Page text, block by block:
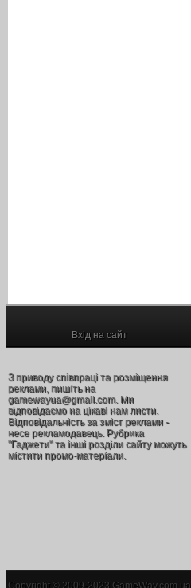
Вхід на сайт
З приводу співпраці та розміщення
реклами, пишіть на
gamewayua@gmail.com. Ми
відповідаємо на цікаві нам листи.
Відповідальність за зміст реклами -
несе рекламодавець. Рубрика
"Гаджети" та інші розділи сайту можуть
містити промо-матеріали.